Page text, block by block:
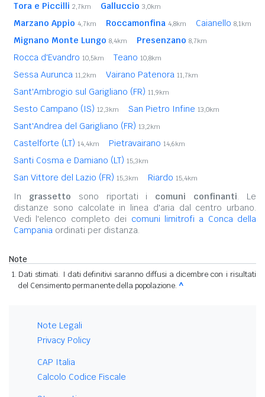
Tora e Piccilli 2,7km Galluccio 3,0km
Marzano Appio 4,7km Roccamonfina 4,8km Caianello 8,1km
Mignano Monte Lungo 8,4km Presenzano 8,7km
Rocca d'Evandro 10,5km Teano 10,8km
Sessa Aurunca 11,2km Vairano Patenora 11,7km
Sant'Ambrogio sul Garigliano (FR) 11,9km
Sesto Campano (IS) 12,3km San Pietro Infine 13,0km
Sant'Andrea del Garigliano (FR) 13,2km
Castelforte (LT) 14,4km Pietravairano 14,6km
Santi Cosma e Damiano (LT) 15,3km
San Vittore del Lazio (FR) 15,3km Riardo 15,4km
In grassetto sono riportati i comuni confinanti. Le
distanze sono calcolate in linea d'aria dal centro urbano.
Vedi l'elenco completo dei comuni limitrofi a Conca della
Campania ordinati per distanza.
Note
Dati stimati. I dati definitivi saranno diffusi a dicembre con i risultati
del Censimento permanente della popolazione. ^
Note Legali
Privacy Policy
CAP Italia
Calcolo Codice Fiscale